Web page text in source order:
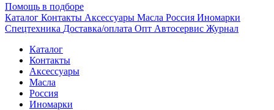
Помощь в подборе
Каталог Контакты Аксессуары Масла Россия Иномарки
Спецтехника Доставка/оплата Опт Автосервис Журнал
Каталог
Контакты
Аксессуары
Масла
Россия
Иномарки